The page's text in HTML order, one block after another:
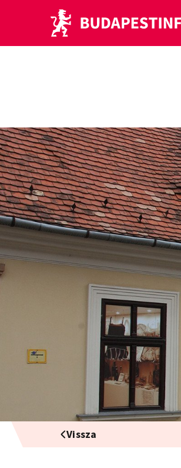
Vissza